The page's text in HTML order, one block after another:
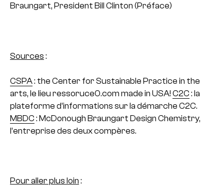
Braungart, President Bill Clinton (Préface)
Sources :
CSPA: the Center for Sustainable Practice in the
arts, le lieu ressoruce0.com made in USA! C2C : la
plateforme d’informations sur la démarche C2C.
MBDC : McDonough Braungart Design Chemistry,
l’entreprise des deux compères.
Pour aller plus loin :